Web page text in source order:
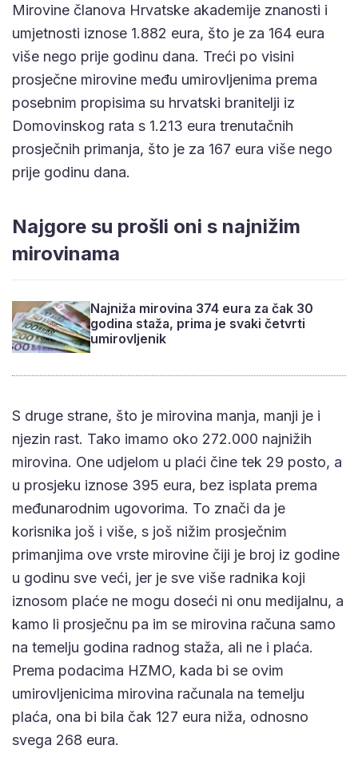
Mirovine članova Hrvatske akademije znanosti i
umjetnosti iznose 1.882 eura, što je za 164 eura
više nego prije godinu dana. Treći po visini
prosječne mirovine među umirovljenima prema
posebnim propisima su hrvatski branitelji iz
Domovinskog rata s 1.213 eura trenutačnih
prosječnih primanja, što je za 167 eura više nego
prije godinu dana.
Najgore su prošli oni s najnižim
mirovinama
Najniža mirovina 374 eura za čak 30
godina staža, prima je svaki četvrti
umirovljenik
S druge strane, što je mirovina manja, manji je i
njezin rast. Tako imamo oko 272.000 najnižih
mirovina. One udjelom u plaći čine tek 29 posto, a
u prosjeku iznose 395 eura, bez isplata prema
međunarodnim ugovorima. To znači da je
korisnika još i više, s još nižim prosječnim
primanjima ove vrste mirovine čiji je broj iz godine
u godinu sve veći, jer je sve više radnika koji
iznosom plaće ne mogu doseći ni onu medijalnu, a
kamo li prosječnu pa im se mirovina računa samo
na temelju godina radnog staža, ali ne i plaća.
Prema podacima HZMO, kada bi se ovim
umirovljenicima mirovina računala na temelju
plaća, ona bi bila čak 127 eura niža, odnosno
svega 268 eura.